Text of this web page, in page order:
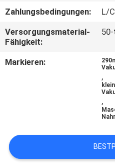
NEUIGKEITEN
RECHTSSACHEN
SITEMAP
Zahlungsbedingungen:
L/
Versorgungsmaterial-
Fähigkeit:
Markieren:
,
,